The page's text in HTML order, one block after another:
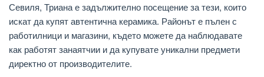
Севиля, Триана е задължително посещение за тези, които
искат да купят автентична керамика. Районът е пълен с
работилници и магазини, където можете да наблюдавате
как работят занаятчии и да купувате уникални предмети
директно от производителите.